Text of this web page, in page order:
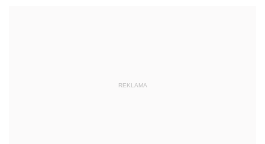
REKLAMA